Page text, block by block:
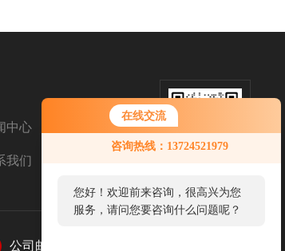
在线交流
咨询热线：13724521979
您好！欢迎前来咨询，很高兴为您
服务，请问您要咨询什么问题呢？
中心
我们
公司邮箱：